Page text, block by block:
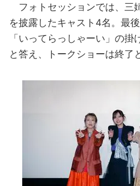
フォトセッションでは、三
を披露したキャスト4名。最
「いってらっしゃーい」の掛
と答え、トークショーは終了